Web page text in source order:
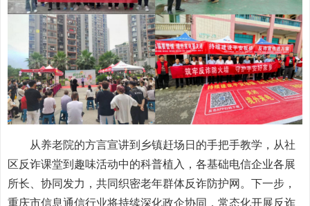
从养老院的方言宣讲到乡镇赶场日的手把手教学，从社
区反诈课堂到趣味活动中的科普植入，各基础电信企业各展
所长、协同发力，共同织密老年群体反诈防护网。下一步，
重庆市信息通信行业将持续深化政企协同，常态化开展反诈